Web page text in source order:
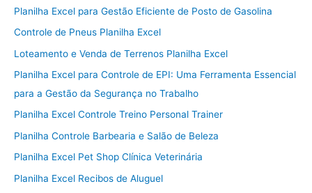
Planilha Excel para Gestão Eficiente de Posto de Gasolina
Controle de Pneus Planilha Excel
Loteamento e Venda de Terrenos Planilha Excel
Planilha Excel para Controle de EPI: Uma Ferramenta Essencial
para a Gestão da Segurança no Trabalho
Planilha Excel Controle Treino Personal Trainer
Planilha Controle Barbearia e Salão de Beleza
Planilha Excel Pet Shop Clínica Veterinária
Planilha Excel Recibos de Aluguel